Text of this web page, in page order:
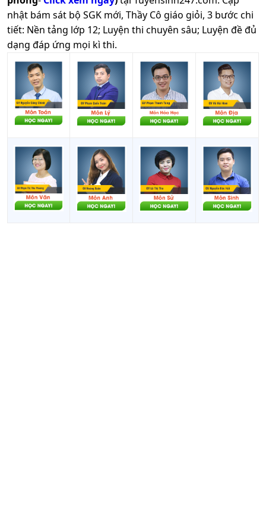
nhật bám sát bộ SGK mới, Thầy Cô giáo giỏi, 3 bước chi
tiết: Nền tảng lớp 12; Luyện thi chuyên sâu; Luyện đề đủ
dạng đáp ứng mọi kì thi.